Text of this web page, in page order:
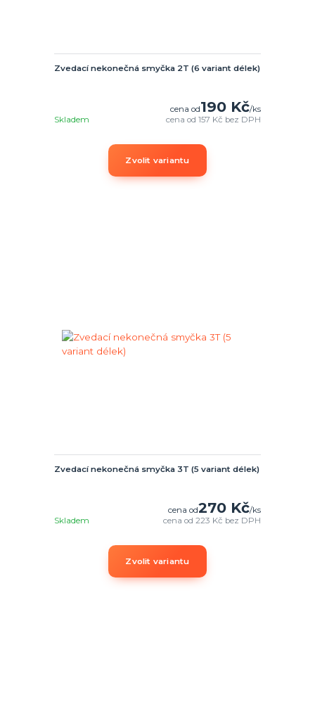
Zvedací nekonečná smyčka 2T (6 variant délek)
cena od190 Kč/ks
cena od157 Kč bez DPH
Skladem
Zvolit variantu
Zvedací nekonečná smyčka 3T (5 variant délek)
cena od270 Kč/ks
cena od223 Kč bez DPH
Skladem
Zvolit variantu